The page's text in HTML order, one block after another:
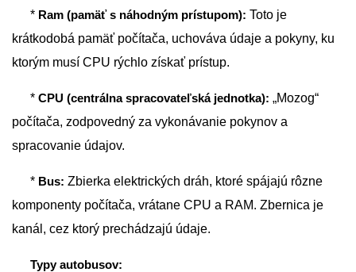
* Ram (pamäť s náhodným prístupom): Toto je
krátkodobá pamäť počítača, uchováva údaje a pokyny, ku
ktorým musí CPU rýchlo získať prístup.
* CPU (centrálna spracovateľská jednotka): „Mozog“
počítača, zodpovedný za vykonávanie pokynov a
spracovanie údajov.
* Bus: Zbierka elektrických dráh, ktoré spájajú rôzne
komponenty počítača, vrátane CPU a RAM. Zbernica je
kanál, cez ktorý prechádzajú údaje.
Typy autobusov: